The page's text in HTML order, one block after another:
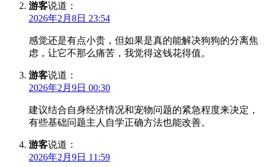
游客说道：
2026年2月8日 23:54
感觉还是有点小贵，但如果是真的能解决狗狗的分离焦
虑，让它不那么痛苦，我觉得这钱花得值。
游客说道：
2026年2月9日 00:30
建议结合自身经济情况和宠物问题的紧急程度来决定，
有些基础问题主人自学正确方法也能改善。
游客说道：
2026年2月9日 11:59